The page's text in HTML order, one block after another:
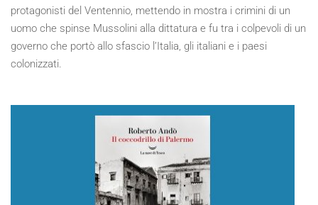
protagonisti del Ventennio, mettendo in mostra i crimini di un
uomo che spinse Mussolini alla dittatura e fu tra i colpevoli di un
governo che portò allo sfascio l’Italia, gli italiani e i paesi
colonizzati.